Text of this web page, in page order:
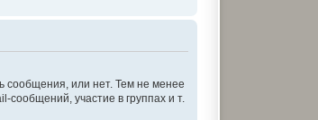
сообщения, или нет. Тем не менее
участие в группах и т.